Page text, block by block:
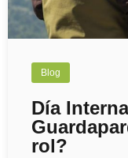
Blog
Día
rol?